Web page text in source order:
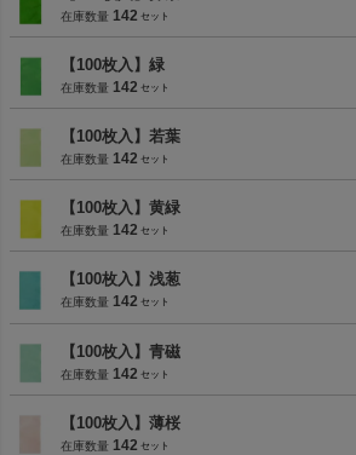
在庫数量 142
【100枚入】緑
在庫数量 142
【100枚入】若葉
在庫数量 142
【100枚入】黄緑
在庫数量 142
【100枚入】浅葱
在庫数量 142
【100枚入】青磁
在庫数量 142
【100枚入】薄桜
在庫数量 142